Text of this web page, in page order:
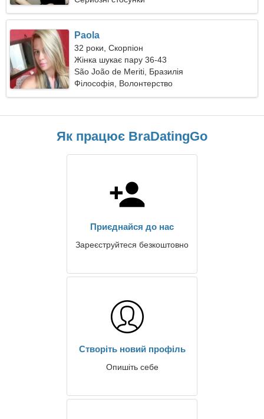
Paola
32 роки, Скорпіон
Жінка шукає пару 36-43
São João de Meriti, Бразилія
Філософія, Волонтерство
Як працює BraDatingGo
Приєднайся до нас
Зареєструйтеся безкоштовно
Створіть новий профіль
Опишіть себе